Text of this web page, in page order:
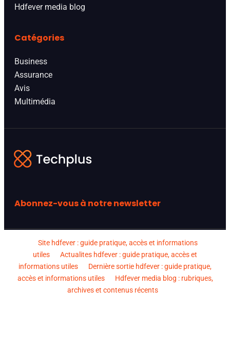
Hdfever media blog
Catégories
Business
Assurance
Avis
Multimédia
Abonnez-vous à notre newsletter
Site hdfever : guide pratique, accès et informations
utiles
Actualites hdfever : guide pratique, accès et
informations utiles
Dernière sortie hdfever : guide pratique,
accès et informations utiles
Hdfever media blog : rubriques,
archives et contenus récents